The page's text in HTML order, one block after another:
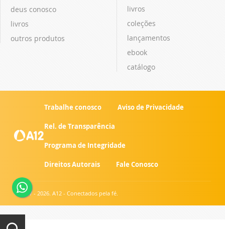
deus conosco
livros
outros produtos
livros
coleções
lançamentos
ebook
catálogo
Trabalhe conosco Aviso de Privacidade
Rel. de Transparência
Programa de Integridade
Direitos Autorais Fale Conosco
© 2007 - 2026. A12 - Conectados pela fé.